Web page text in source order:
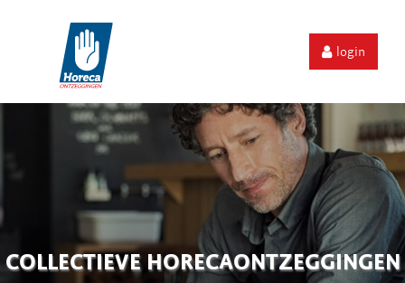
login
COLLECTIEVE HORECAONTZEGGINGEN